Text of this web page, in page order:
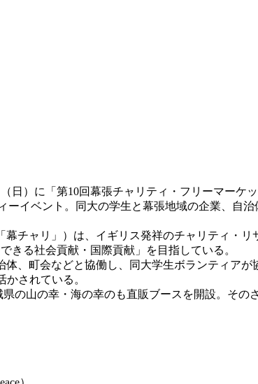
日）に「第10回幕張チャリティ・フリーマーケ
ーイベント。同大の学生と幕張地域の企業、
チャリ」）は、イギリス発祥のチャリティ・リ
きる社会貢献・国際貢献」を目指している。
、町会などと協働し、同大学生ボランティアが
されている。
の山の幸・海の幸のも直販ブースを開設。その